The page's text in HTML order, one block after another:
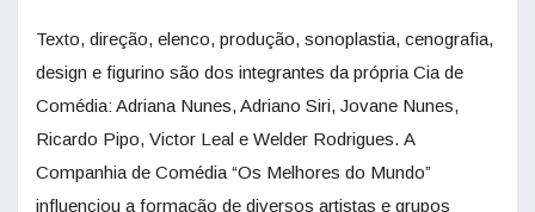
Texto, direção, elenco, produção, sonoplastia, cenografia,
design e figurino são dos integrantes da própria Cia de
Comédia: Adriana Nunes, Adriano Siri, Jovane Nunes,
Ricardo Pipo, Victor Leal e Welder Rodrigues. A
Companhia de Comédia “Os Melhores do Mundo”
influenciou a formação de diversos artistas e grupos